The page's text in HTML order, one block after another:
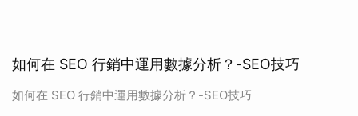
如何在 SEO 行銷中運用數據分析？-SEO技巧
如何在 SEO 行銷中運用數據分析？-SEO技巧